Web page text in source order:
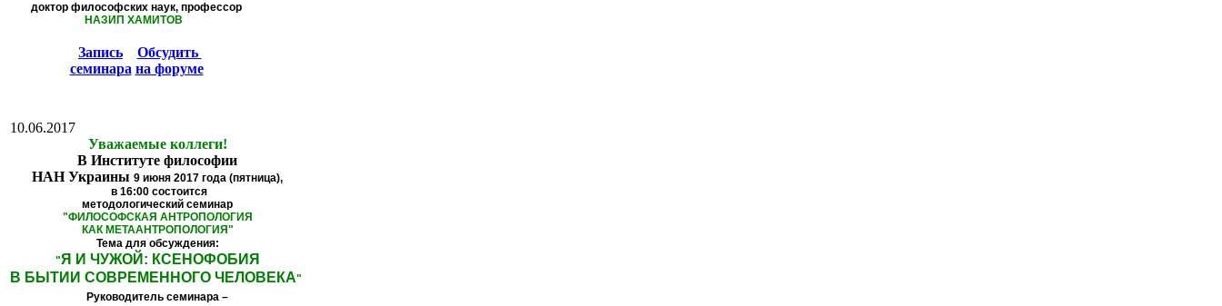
доктор философских наук, профессор
НАЗИП ХАМИТОВ
Запись
семинара
Обсудить
на форуме
10.06.2017
Уважаемые коллеги!
В Институте философии
НАН Украины 9 июня 2017 года (пятница),
в 16:00 состоится
методологический семинар
"ФИЛОСОФСКАЯ АНТРОПОЛОГИЯ
КАК МЕТААНТРОПОЛОГИЯ "
Тема для обсуждения:
"Я И ЧУЖОЙ: КСЕНОФОБИЯ
В БЫТИИ СОВРЕМЕННОГО ЧЕЛОВЕКА"
Руководитель семинара –